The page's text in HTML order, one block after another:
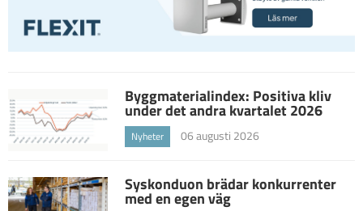
Byggmaterialindex: Positiva kliv
under det andra kvartalet 2026
Nyheter 06 augusti 2026
Syskonduon brädar konkurrenter
med en egen väg